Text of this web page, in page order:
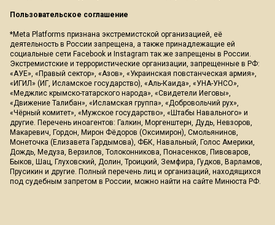
Пользовательское соглашение
*Meta Platforms признана экстремистской организацией, её
деятельность в России запрещена, а также принадлежащие ей
социальные сети Facebook и Instagram так же запрещены в России.
Экстремистские и террористические организации, запрещенные в РФ:
«АУЕ», «Правый сектор», «Азов», «Украинская повстанческая армия»,
«ИГИЛ» (ИГ, Исламское государство), «Аль-Каида», «УНА-УНСО»,
«Меджлис крымско-татарского народа», «Свидетели Иеговы»,
«Движение Талибан», «Исламская группа», «Добровольчий рух»,
«Чёрный комитет», «Мужское государство», «Штабы Навального» и
другие. Перечень иноагентов: Галкин, Моргенштерн, Дудь, Невзоров,
Макаревич, Гордон, Мирон Фёдоров (Оксимирон), Смольянинов,
Монеточка (Елизавета Гардымова), ФБК, Навальный, Голос Америки,
Дождь, Медуза, Верзилов, Толоконникова, Понасенков, Пивоваров,
Быков, Шац, Глуховский, Долин, Троицкий, Земфира, Гудков, Варламов,
Прусикин и другие. Полный перечень лиц и организаций, находящихся
под судебным запретом в России, можно найти на сайте Минюста РФ.